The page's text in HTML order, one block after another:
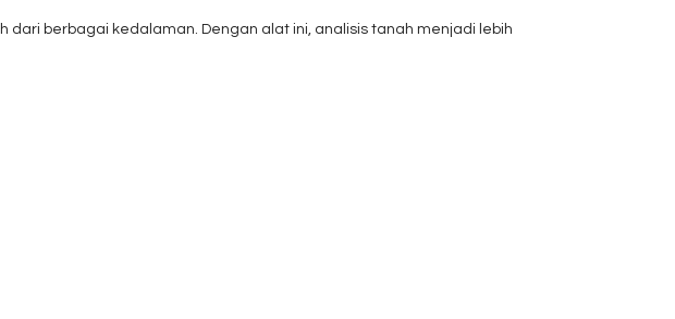
berbagai kedalaman. Dengan alat ini, analisis tanah menjadi lebih